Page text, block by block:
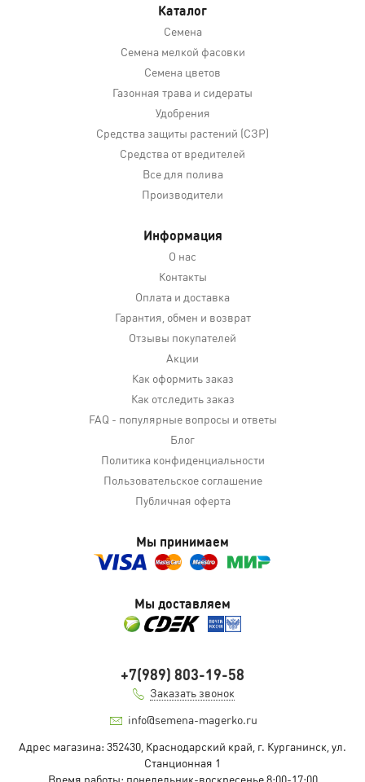
Каталог
Семена
Семена мелкой фасовки
Семена цветов
Газонная трава и сидераты
Удобрения
Средства защиты растений (СЗР)
Средства от вредителей
Все для полива
Производители
Информация
О нас
Контакты
Оплата и доставка
Гарантия, обмен и возврат
Отзывы покупателей
Акции
Как оформить заказ
Как отследить заказ
FAQ - популярные вопросы и ответы
Блог
Политика конфиденциальности
Пользовательское соглашение
Публичная оферта
Мы принимаем
Мы доставляем
+7(989) 803-19-58
Заказать звонок
info@semena-magerko.ru
Адрес магазина: 352430, Краснодарский край, г. Курганинск, ул.
Станционная 1
Время работы: понедельник-воскресенье 8:00-17:00